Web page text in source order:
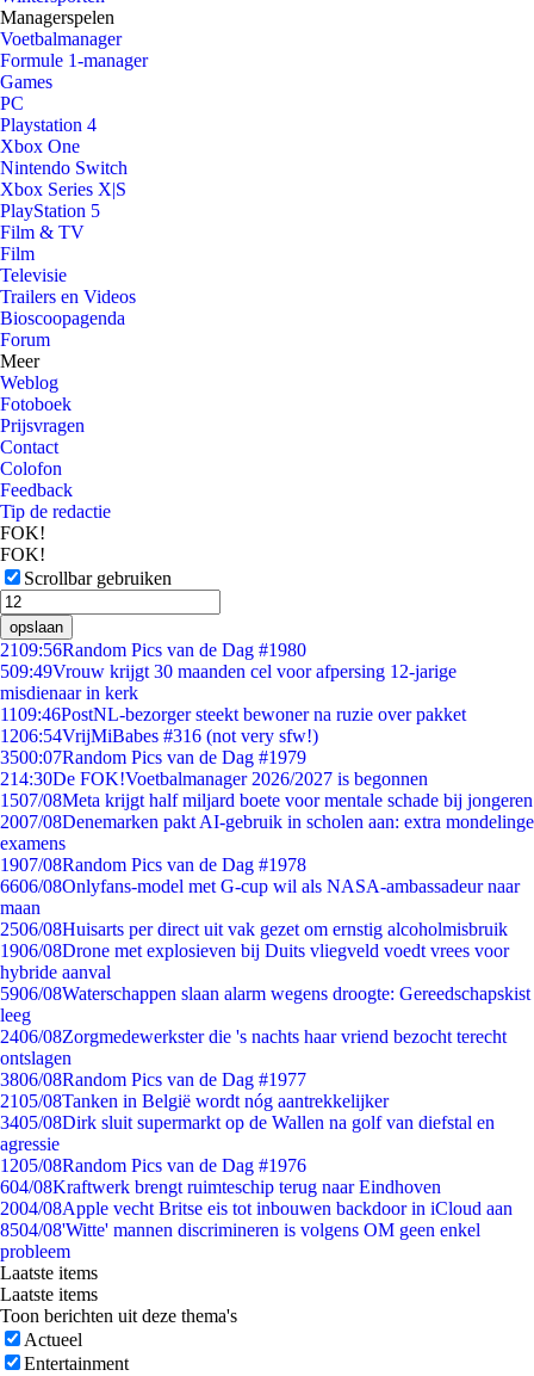
Managerspelen
Voetbalmanager
Formule 1-manager
Games
PC
Playstation 4
Xbox One
Nintendo Switch
Xbox Series X|S
PlayStation 5
Film & TV
Film
Televisie
Trailers en Videos
Bioscoopagenda
Forum
Meer
Weblog
Fotoboek
Prijsvragen
Contact
Colofon
Feedback
Tip de redactie
FOK!
FOK!
Scrollbar gebruiken
opslaan
2109:56Random Pics van de Dag #1980
509:49Vrouw krijgt 30 maanden cel voor afpersing 12-jarige
misdienaar in kerk
1109:46PostNL-bezorger steekt bewoner na ruzie over pakket
1206:54VrijMiBabes #316 (not very sfw!)
3500:07Random Pics van de Dag #1979
214:30De FOK!Voetbalmanager 2026/2027 is begonnen
1507/08Meta krijgt half miljard boete voor mentale schade bij jongeren
2007/08Denemarken pakt AI-gebruik in scholen aan: extra mondelinge
examens
1907/08Random Pics van de Dag #1978
6606/08Onlyfans-model met G-cup wil als NASA-ambassadeur naar
maan
2506/08Huisarts per direct uit vak gezet om ernstig alcoholmisbruik
1906/08Drone met explosieven bij Duits vliegveld voedt vrees voor
hybride aanval
5906/08Waterschappen slaan alarm wegens droogte: Gereedschapskist
leeg
2406/08Zorgmedewerkster die 's nachts haar vriend bezocht terecht
ontslagen
3806/08Random Pics van de Dag #1977
2105/08Tanken in België wordt nóg aantrekkelijker
3405/08Dirk sluit supermarkt op de Wallen na golf van diefstal en
agressie
1205/08Random Pics van de Dag #1976
604/08Kraftwerk brengt ruimteschip terug naar Eindhoven
2004/08Apple vecht Britse eis tot inbouwen backdoor in iCloud aan
8504/08'Witte' mannen discrimineren is volgens OM geen enkel
probleem
Laatste items
Laatste items
Toon berichten uit deze thema's
Actueel
Entertainment